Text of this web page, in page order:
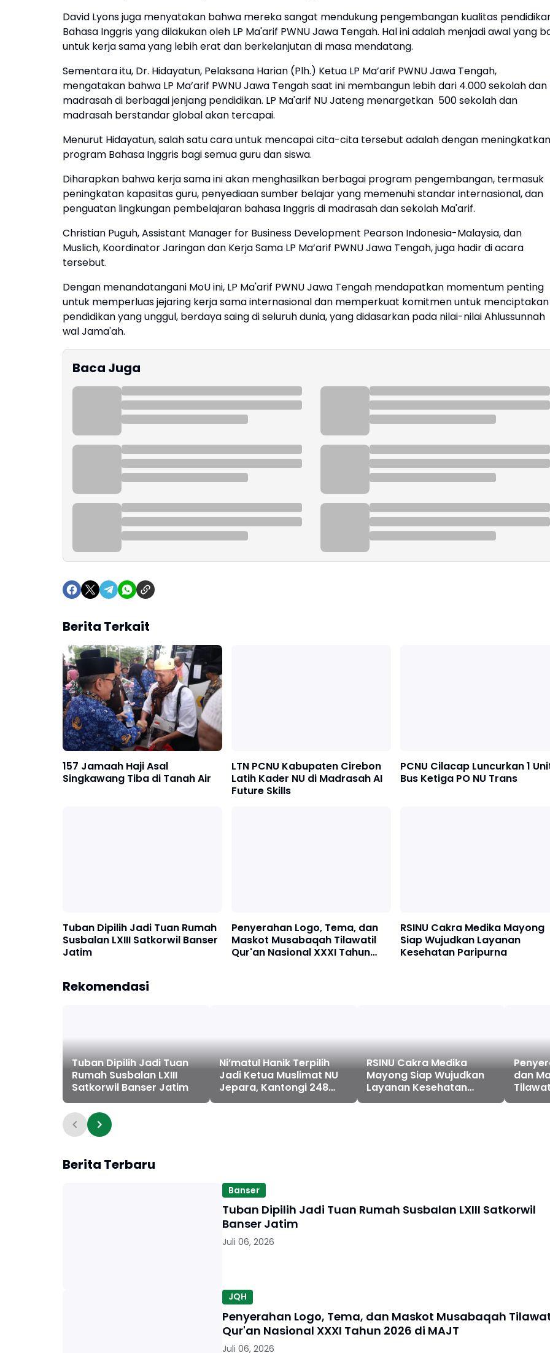
David Lyons juga menyatakan bahwa mereka sangat mendukung pengembangan kualitas
Bahasa Inggris yang dilakukan oleh LP Ma'arif PWNU Jawa Tengah. Hal ini adalah menjadi awal yang
untuk kerja sama yang lebih erat dan berkelanjutan di masa mendatang.
Sementara itu, Dr. Hidayatun, Pelaksana Harian (Plh.) Ketua LP Ma’arif PWNU Jawa Tengah,
mengatakan bahwa LP Ma’arif PWNU Jawa Tengah saat ini membangun lebih dari 4.000 sekolah dan
madrasah di berbagai jenjang pendidikan. LP Ma'arif NU Jateng menargetkan 500 sekolah dan
madrasah berstandar global akan tercapai.
Menurut Hidayatun, salah satu cara untuk mencapai cita-cita tersebut adalah dengan meningkatkan
program Bahasa Inggris bagi semua guru dan siswa.
Diharapkan bahwa kerja sama ini akan menghasilkan berbagai program pengembangan, termasuk
peningkatan kapasitas guru, penyediaan sumber belajar yang memenuhi standar internasional, dan
penguatan lingkungan pembelajaran bahasa Inggris di madrasah dan sekolah Ma'arif.
Christian Puguh, Assistant Manager for Business Development Pearson Indonesia-Malaysia, dan
Muslich, Koordinator Jaringan dan Kerja Sama LP Ma’arif PWNU Jawa Tengah, juga hadir di acara
tersebut.
Dengan menandatangani MoU ini, LP Ma'arif PWNU Jawa Tengah mendapatkan momentum penting
untuk memperluas jejaring kerja sama internasional dan memperkuat komitmen untuk menciptakan
pendidikan yang unggul, berdaya saing di seluruh dunia, yang didasarkan pada nilai-nilai Ahlussunnah
wal Jama'ah.
Baca Juga
Berita Terkait
157 Jamaah Haji Asal
Singkawang Tiba di Tanah Air
LTN PCNU Kabupaten Cirebon
Latih Kader NU di Madrasah AI
Future Skills
PCNU Cilacap Luncurkan 1
Bus Ketiga PO NU Trans
Tuban Dipilih Jadi Tuan Rumah
Susbalan LXIII Satkorwil Banser
Jatim
Penyerahan Logo, Tema, dan
Maskot Musabaqah Tilawatil
Qur'an Nasional XXXI Tahun
RSINU Cakra Medika Mayong
Siap Wujudkan Layanan
Kesehatan Paripurna
Rekomendasi
Tuban Dipilih Jadi Tuan
Rumah Susbalan LXIII
Satkorwil Banser Jatim
Ni’matul Hanik Terpilih
Jadi Ketua Muslimat NU
Jepara, Kantongi 248
Suara
RSINU Cakra Medika
Mayong Siap Wujudkan
Layanan Kesehatan
Paripurna
dan
XXXI
Berita Terbaru
Banser
Tuban Dipilih Jadi Tuan Rumah Susbalan LXIII Satkorwil
Banser Jatim
Juli 06, 2026
JQH
Penyerahan Logo, Tema, dan Maskot Musabaqah
Qur'an Nasional XXXI Tahun 2026 di MAJT
Juli 06, 2026